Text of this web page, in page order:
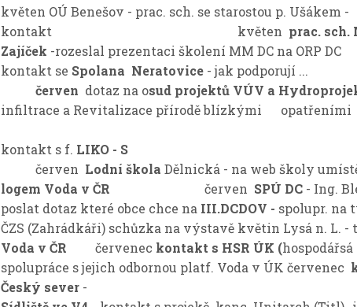
květen OÚ Benešov - prac. sch. se starostou p. Ušákem -
kontakt květen prac. sch.
Zajíček -rozeslal prezentaci školení MM DC na
kontakt se Spolana Neratovice - jak
červen dotaz na osud projektů VÚV a
infiltrace a Revitalizace přírodě blízkými opatřeními
kontakt s f. LIKO -
červen Lodní škola Dělnická - na web školy
logem Voda v ČR červen SPÚ DC - Ing.
poslat dotaz které obce chce na III.DCDOV - spolupr. na
ČZS (Zahrádkáři) schůzka na výstavě květin Lysá n. L. -
Voda v ČR červenec kontakt s HSR ÚK (hospodářsá
spolupráce s jejich odbornou platf. Voda v ÚK červenec
Český sever -